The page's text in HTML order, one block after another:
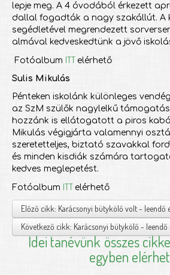
lepje meg. A 4 óvodából érkezett
dallal fogadták a nagy szakállút. A
segédletével megrendezett
almával kedveskedtünk a jövő
Fotóalbum ITT elérhető
Sulis Mikulás
Pénteken iskolánk különleges
az SzM szülők nagylelkű
hozzánk is ellátogatott a piros
Mikulás végigjárta valamennyi
szeretetteljes, biztató szavakkal
és minden kisdiák számára
kedves meglepetést.
Fotóalbum ITT elérhető
Előző cikk: Karácsonyi bütykölő volt - leendő
Következő cikk: Karácsonyi bütykölő - leendő
Idei tanévünk összes
egyben